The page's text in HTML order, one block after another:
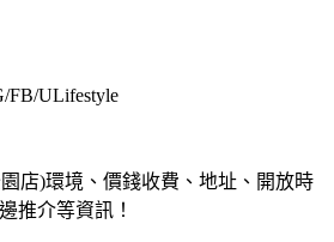
FB/ULifestyle
店)環境、價錢收費、地址、開放時
推介等資訊！